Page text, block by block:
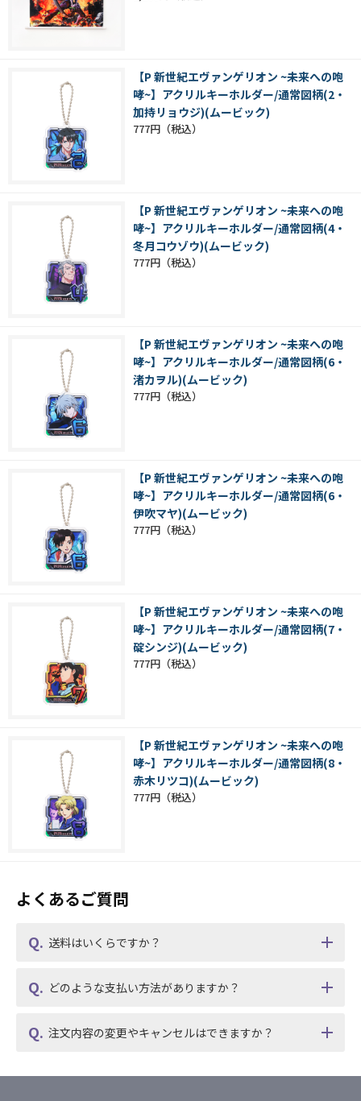
【P 新世紀エヴァンゲリオン ~未来への咆
哮~】アクリルキーホルダー/通常図柄(2・
加持リョウジ)(ムービック)
777円
【P 新世紀エヴァンゲリオン ~未来への咆
哮~】アクリルキーホルダー/通常図柄(4・
冬月コウゾウ)(ムービック)
777円
【P 新世紀エヴァンゲリオン ~未来への咆
哮~】アクリルキーホルダー/通常図柄(6・
渚カヲル)(ムービック)
777円
【P 新世紀エヴァンゲリオン ~未来への咆
哮~】アクリルキーホルダー/通常図柄(6・
伊吹マヤ)(ムービック)
777円
【P 新世紀エヴァンゲリオン ~未来への咆
哮~】アクリルキーホルダー/通常図柄(7・
碇シンジ)(ムービック)
777円
【P 新世紀エヴァンゲリオン ~未来への咆
哮~】アクリルキーホルダー/通常図柄(8・
赤木リツコ)(ムービック)
777円
よくあるご質問
送料はいくらですか？
どのような支払い方法がありますか？
注文内容の変更やキャンセルはできますか？